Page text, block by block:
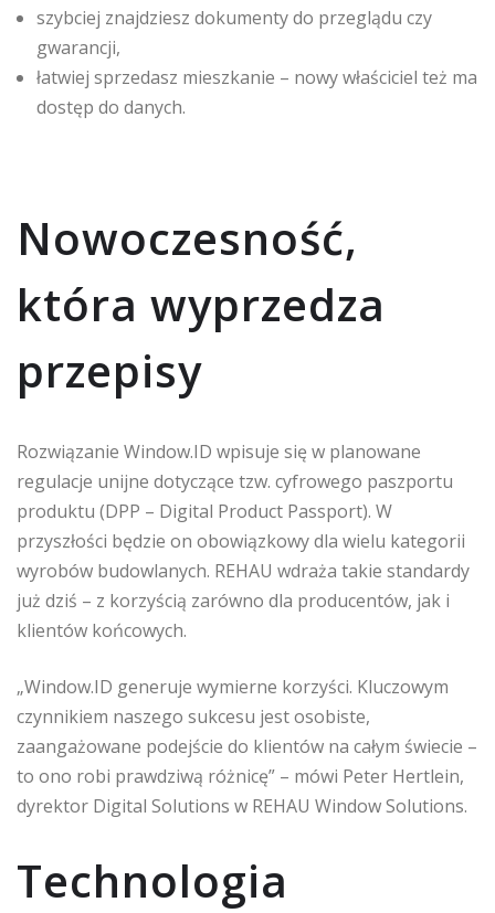
szybciej znajdziesz dokumenty do przeglądu czy
gwarancji,
łatwiej sprzedasz mieszkanie – nowy właściciel też ma
dostęp do danych.
Nowoczesność,
która wyprzedza
przepisy
Rozwiązanie Window.ID wpisuje się w planowane
regulacje unijne dotyczące tzw. cyfrowego paszportu
produktu (DPP – Digital Product Passport). W
przyszłości będzie on obowiązkowy dla wielu kategorii
wyrobów budowlanych. REHAU wdraża takie standardy
już dziś – z korzyścią zarówno dla producentów, jak i
klientów końcowych.
„Window.ID generuje wymierne korzyści. Kluczowym
czynnikiem naszego sukcesu jest osobiste,
zaangażowane podejście do klientów na całym świecie –
to ono robi prawdziwą różnicę” – mówi Peter Hertlein,
dyrektor Digital Solutions w REHAU Window Solutions.
Technologia